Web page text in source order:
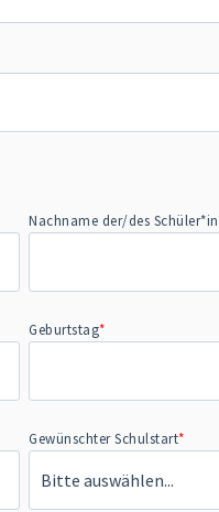
Nachname der/des Schüler*in
Geburtstag*
Gewünschter Schulstart*